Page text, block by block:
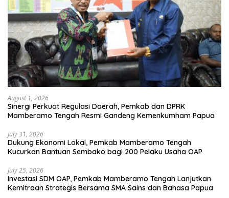
August 1, 2026
Sinergi Perkuat Regulasi Daerah, Pemkab dan DPRK
Mamberamo Tengah Resmi Gandeng Kemenkumham Papua
July 31, 2026
Dukung Ekonomi Lokal, Pemkab Mamberamo Tengah
Kucurkan Bantuan Sembako bagi 200 Pelaku Usaha OAP
July 25, 2026
Investasi SDM OAP, Pemkab Mamberamo Tengah Lanjutkan
Kemitraan Strategis Bersama SMA Sains dan Bahasa Papua